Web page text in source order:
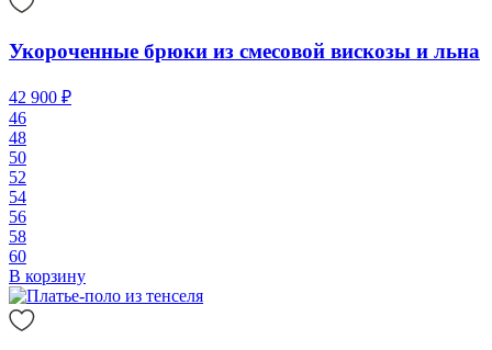
Укороченные брюки из смесовой вискозы и льна
42 900 ₽
46
48
50
52
54
56
58
60
В корзину